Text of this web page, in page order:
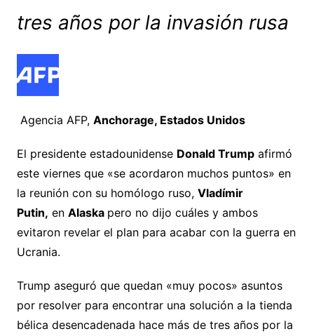
tres años por la invasión rusa
Agencia AFP, Anchorage, Estados Unidos
El presidente estadounidense Donald Trumpafirmó
este viernes que «se acordaron muchos puntos» en
la reunión con su homólogo ruso, Vladímir
Putin, en Alaska pero no dijo cuáles y ambos
evitaron revelar el plan para acabar con la guerra en
Ucrania.
Trump aseguró que quedan «muy pocos» asuntos
por resolver para encontrar una solución a la tienda
bélica desencadenada hace más de tres años por la